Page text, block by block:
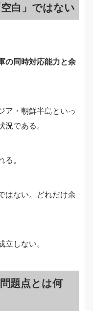
白」ではない
の同時対応能力と余
ア・朝鮮半島といっ
である。
。
はない。どれだけ余
しない。
題点とは何